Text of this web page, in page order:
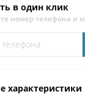
в один клик
номер телефона и
характеристики